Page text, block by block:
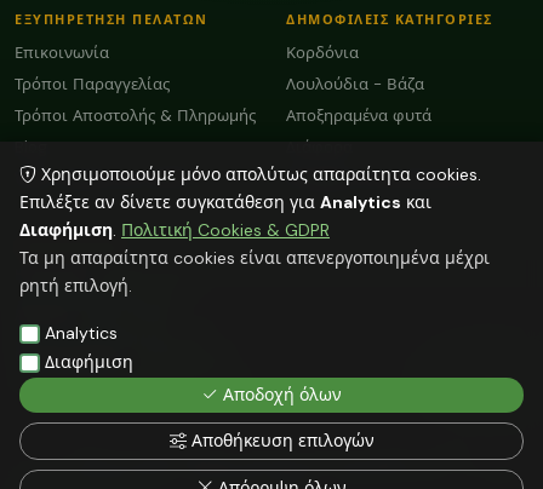
ΕΞΥΠΗΡΕΤΗΣΗ ΠΕΛΑΤΩΝ
Επικοινωνία
Τρόποι Παραγγελίας
Τρόποι Αποστολής & Πληρωμής
Blog
Όροι Χρήσης και GDPR
ΔΗΜΟΦΙΛΕΙΣ ΚΑΤΗΓΟΡΙΕΣ
Κορδόνια
Λουλούδια - Βάζα
Αποξηραμένα φυτά
Διάφορα
Plexiglass Διακοσμητικά
ΕΠΙΚΟΙΝΩΝΙΑ
ΗΡΑΚΛΕΙΟ: 2818103009
info@faitakispack.net
athens@faitakispack.net
ΘΕΣΣΑΛΟΝΙΚΗ:2310683980
thessaloniki@faitakispack.net
Όλες οι αναγραφόμενες τιμές δεν συμπεριλαμβάνουν ΦΠΑ
© 2026 FAITAKIS PACK — ΦΑΪΤΑΚΗΣ ΣΤΕΛΙΟΣ — faitakispack.net — All rights
Χρησιμοποιούμε μόνο απολύτως απαραίτητα cookies.
Επιλέξτε αν δίνετε συγκατάθεση για Analytics και
Διαφήμιση. Πολιτική Cookies & GDPR
Τα μη απαραίτητα cookies είναι απενεργοποιημένα μέχρι
ρητή επιλογή.
Analytics
Διαφήμιση
Αποδοχή όλων
Αποθήκευση επιλογών